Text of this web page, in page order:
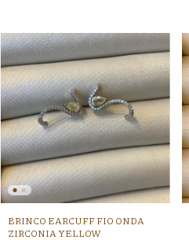
BRINCO EARCUFF FIO ONDA
ZIRCONIA YELLOW